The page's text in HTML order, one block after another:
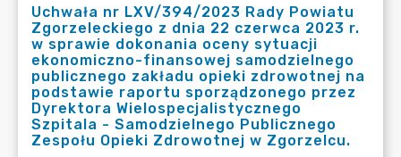
Uchwała nr LXV/394/2023 Rady Powiatu
Zgorzeleckiego z dnia 22 czerwca 2023 r.
w sprawie dokonania oceny sytuacji
ekonomiczno-finansowej samodzielnego
publicznego zakładu opieki zdrowotnej na
podstawie raportu sporządzonego przez
Dyrektora Wielospecjalistycznego
Szpitala - Samodzielnego Publicznego
Zespołu Opieki Zdrowotnej w Zgorzelcu.